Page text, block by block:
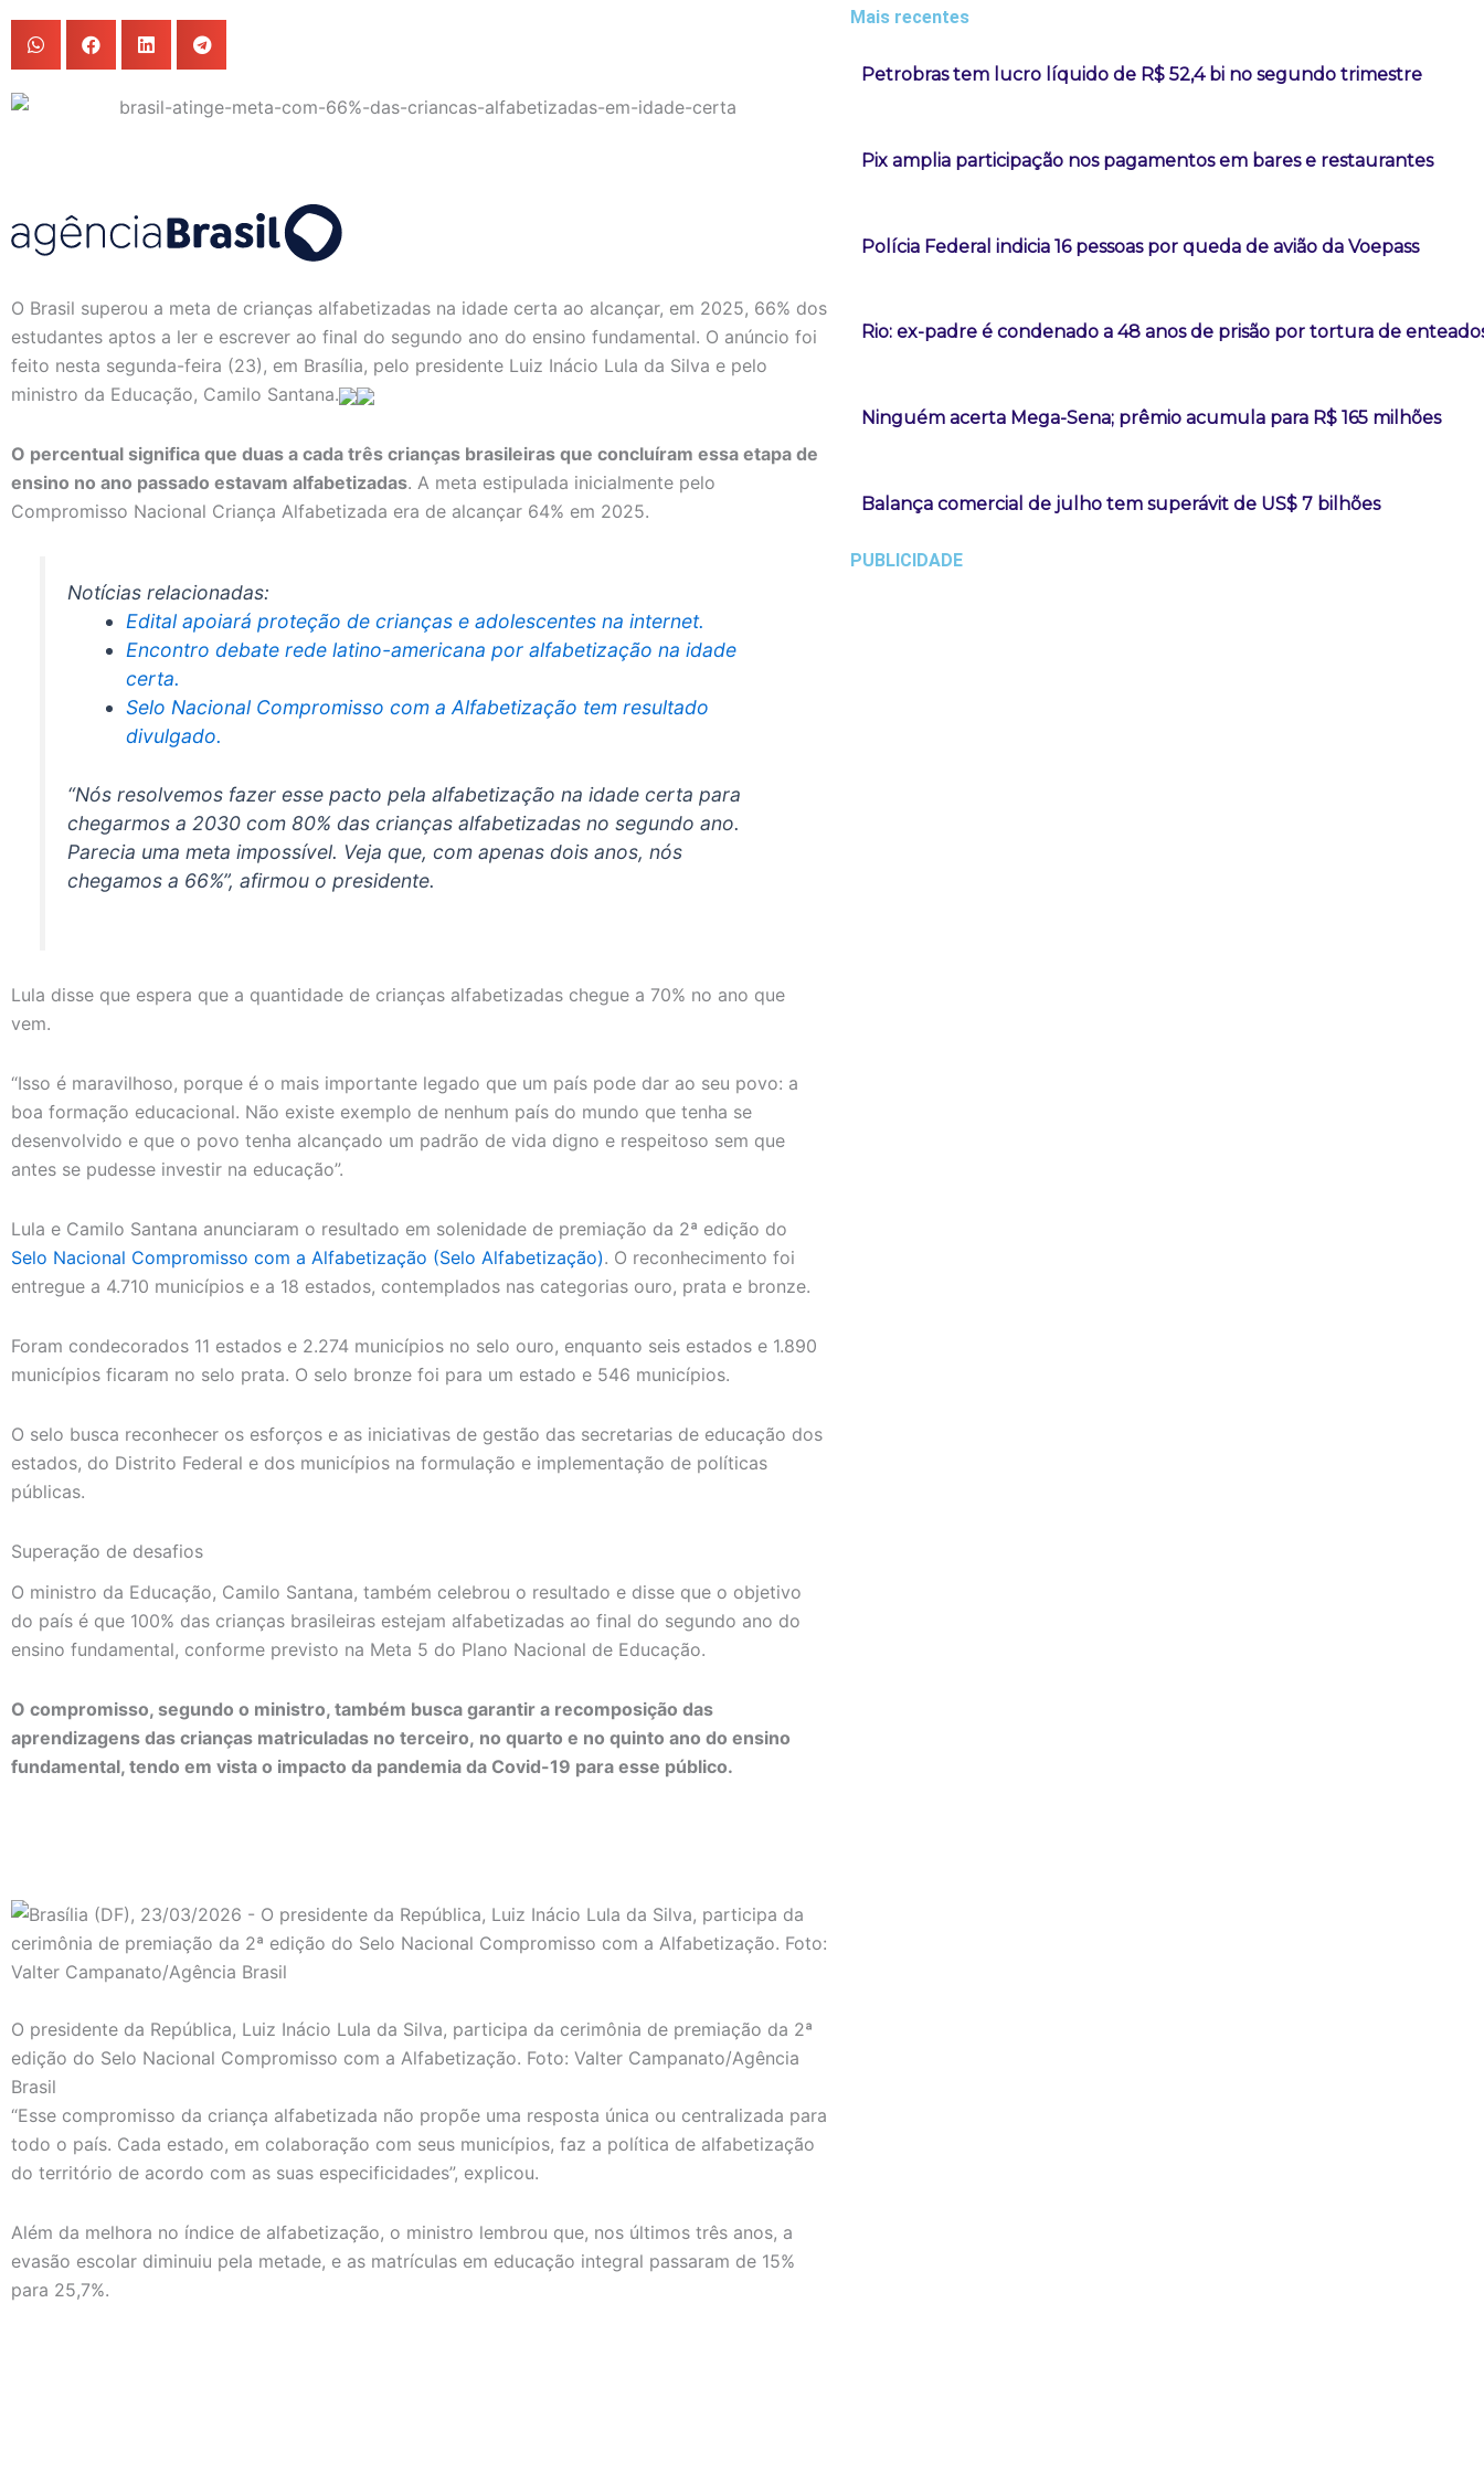
O Brasil superou a meta de crianças alfabetizadas na idade certa ao alcançar, em 2025, 66% dos
estudantes aptos a ler e escrever ao final do segundo ano do ensino fundamental. O anúncio foi
feito nesta segunda-feira (23), em Brasília, pelo presidente Luiz Inácio Lula da Silva e pelo
ministro da Educação, Camilo Santana.
O percentual significa que duas a cada três crianças brasileiras que concluíram essa etapa de
ensino no ano passado estavam alfabetizadas. A meta estipulada inicialmente pelo
Compromisso Nacional Criança Alfabetizada era de alcançar 64% em 2025.
Notícias relacionadas:
Edital apoiará proteção de crianças e adolescentes na internet.
Encontro debate rede latino-americana por alfabetização na idade
certa.
Selo Nacional Compromisso com a Alfabetização tem resultado
divulgado.
“Nós resolvemos fazer esse pacto pela alfabetização na idade certa para
chegarmos a 2030 com 80% das crianças alfabetizadas no segundo ano.
Parecia uma meta impossível. Veja que, com apenas dois anos, nós
chegamos a 66%”, afirmou o presidente.
Lula disse que espera que a quantidade de crianças alfabetizadas chegue a 70% no ano que
vem.
“Isso é maravilhoso, porque é o mais importante legado que um país pode dar ao seu povo: a
boa formação educacional. Não existe exemplo de nenhum país do mundo que tenha se
desenvolvido e que o povo tenha alcançado um padrão de vida digno e respeitoso sem que
antes se pudesse investir na educação”.
Lula e Camilo Santana anunciaram o resultado em solenidade de premiação da 2ª edição do
Selo Nacional Compromisso com a Alfabetização (Selo Alfabetização). O reconhecimento foi
entregue a 4.710 municípios e a 18 estados, contemplados nas categorias ouro, prata e bronze.
Foram condecorados 11 estados e 2.274 municípios no selo ouro, enquanto seis estados e 1.890
municípios ficaram no selo prata. O selo bronze foi para um estado e 546 municípios.
O selo busca reconhecer os esforços e as iniciativas de gestão das secretarias de educação dos
estados, do Distrito Federal e dos municípios na formulação e implementação de políticas
públicas.
Superação de desafios
O ministro da Educação, Camilo Santana, também celebrou o resultado e disse que o objetivo
do país é que 100% das crianças brasileiras estejam alfabetizadas ao final do segundo ano do
ensino fundamental, conforme previsto na Meta 5 do Plano Nacional de Educação.
O compromisso, segundo o ministro, também busca garantir a recomposição das
aprendizagens das crianças matriculadas no terceiro, no quarto e no quinto ano do ensino
fundamental, tendo em vista o impacto da pandemia da Covid-19 para esse público.
O presidente da República, Luiz Inácio Lula da Silva, participa da cerimônia de premiação da 2ª
edição do Selo Nacional Compromisso com a Alfabetização. Foto: Valter Campanato/Agência
Brasil
“Esse compromisso da criança alfabetizada não propõe uma resposta única ou centralizada para
todo o país. Cada estado, em colaboração com seus municípios, faz a política de alfabetização
do território de acordo com as suas especificidades”, explicou.
Além da melhora no índice de alfabetização, o ministro lembrou que, nos últimos três anos, a
evasão escolar diminuiu pela metade, e as matrículas em educação integral passaram de 15%
para 25,7%.
Mais recentes
Petrobras tem lucro líquido de R$ 52,4 bi no segundo trimestre
Pix amplia participação nos pagamentos em bares e restaurantes
Polícia Federal indicia 16 pessoas por queda de avião da Voepass
Rio: ex-padre é condenado a 48 anos de prisão por tortura de
Ninguém acerta Mega-Sena; prêmio acumula para R$ 165 milhões
Balança comercial de julho tem superávit de US$ 7 bilhões
PUBLICIDADE